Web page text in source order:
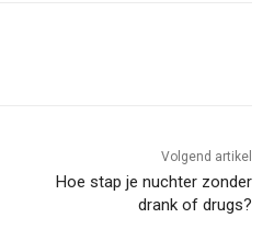
Volgend artikel
Hoe stap je nuchter zonder
drank of drugs?